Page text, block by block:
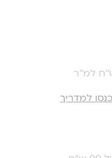
למדריך